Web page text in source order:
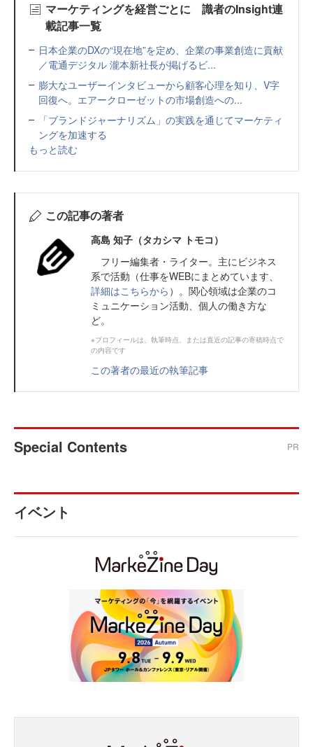
マーケティングを経営ごとに 識者のInsight連
載記事一覧
日本企業のDXの“現在地”を定め、企業の事業創造に貢献
／電通デジタル 瀧本新社長が掲げるビ...
膨大なユーザーインタビューから顧客心理を知り、V字
回復へ。エアークローゼットの市場創造への...
「ブランドジャーナリズム」の実践を通じてマーケティ
ングを加速する
もっと読む
この記事の著者
高島 知子（タカシマ トモコ）
フリー編集者・ライター。主にビジネス
系で活動（仕事をWEBにまとめています、
詳細はこちらから ）。関心領域は企業のコ
ミュニケーション活動、個人の働き方な
ど。
※プロフィールは、執筆時点、または直近の記事の寄稿時点で
の内容です
この著者の最近の執筆記事
Special Contents PR
イベント